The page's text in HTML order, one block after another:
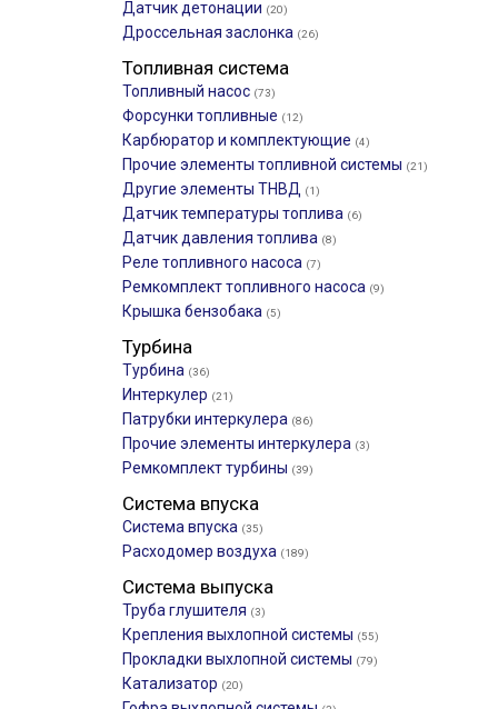
Датчик детонации (20)
Дроссельная заслонка (26)
Топливная система
Топливный насос (73)
Форсунки топливные (12)
Карбюратор и комплектующие (4)
Прочие элементы топливной системы (21)
Другие элементы ТНВД (1)
Датчик температуры топлива (6)
Датчик давления топлива (8)
Реле топливного насоса (7)
Ремкомплект топливного насоса (9)
Крышка бензобака (5)
Турбина
Турбина (36)
Интеркулер (21)
Патрубки интеркулера (86)
Прочие элементы интеркулера (3)
Ремкомплект турбины (39)
Система впуска
Система впуска (35)
Расходомер воздуха (189)
Система выпуска
Труба глушителя (3)
Крепления выхлопной системы (55)
Прокладки выхлопной системы (79)
Катализатор (20)